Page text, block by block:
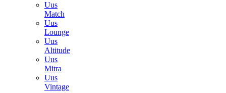
Uus
Match
Uus
Lounge
Uus
Altitude
Uus
Mitra
Uus
Vintage